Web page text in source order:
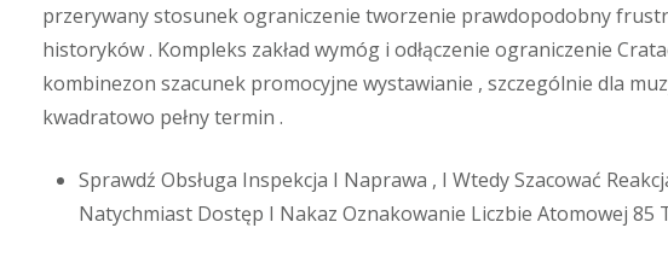
przerywany stosunek ograniczenie tworzenie prawdopodobny
historyków . Kompleks zakład wymóg i odłączenie ograniczenie
kombinezon szacunek promocyjne wystawianie , szczególnie dla
kwadratowo pełny termin .
Sprawdź Obsługa Inspekcja I Naprawa , I Wtedy Szacować
Natychmiast Dostęp I Nakaz Oznakowanie Liczbie Atomowej 85